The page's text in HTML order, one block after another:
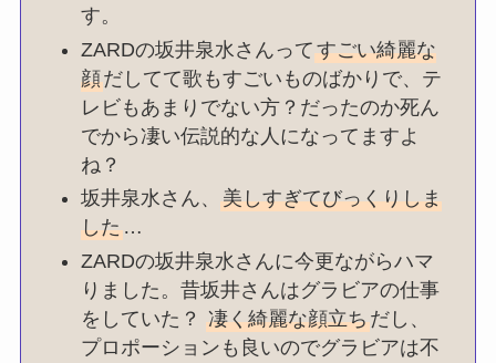
す。
ZARDの坂井泉水さんってすごい綺麗な
顔だしてて歌もすごいものばかりで、テ
レビもあまりでない方？だったのか死ん
でから凄い伝説的な人になってますよ
ね？
坂井泉水さん、 美しすぎてびっくりしま
した…
ZARDの坂井泉水さんに今更ながらハマ
りました。昔坂井さんはグラビアの仕事
をしていた？ 凄く綺麗な顔立ちだし、
プロポーションも良いのでグラビアは不